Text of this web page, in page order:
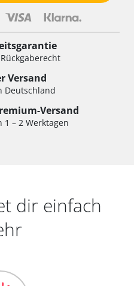
Versand
Deutschland
Versand
– 2 Werktagen
dir einfach